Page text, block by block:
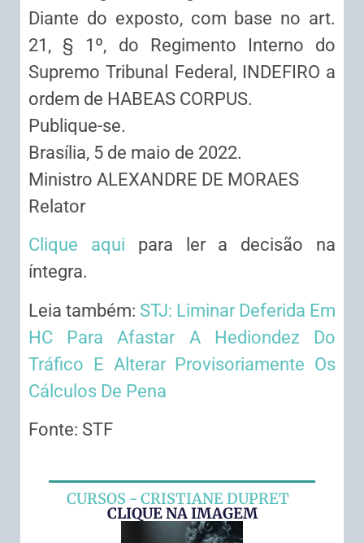
Diante do exposto, com base no art.
21, § 1º, do Regimento Interno do
Supremo Tribunal Federal, INDEFIRO a
ordem de HABEAS CORPUS.
Publique-se.
Brasília, 5 de maio de 2022.
Ministro ALEXANDRE DE MORAES
Relator
Clique aqui para ler a decisão na
íntegra.
Leia também: STJ: Liminar Deferida Em
HC Para Afastar A Hediondez Do
Tráfico E Alterar Provisoriamente Os
Cálculos De Pena
Fonte: STF
CURSOS - CRISTIANE DUPRET
CLIQUE NA IMAGEM